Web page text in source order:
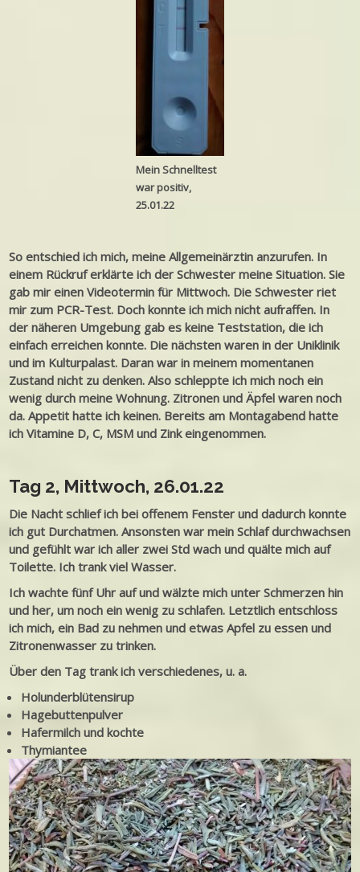
Mein Schnelltest
war positiv,
25.01.22
So entschied ich mich, meine Allgemeinärztin anzurufen. In
einem Rückruf erklärte ich der Schwester meine Situation. Sie
gab mir einen Videotermin für Mittwoch. Die Schwester riet
mir zum PCR-Test. Doch konnte ich mich nicht aufraffen. In
der näheren Umgebung gab es keine Teststation, die ich
einfach erreichen konnte. Die nächsten waren in der Uniklinik
und im Kulturpalast. Daran war in meinem momentanen
Zustand nicht zu denken. Also schleppte ich mich noch ein
wenig durch meine Wohnung. Zitronen und Äpfel waren noch
da. Appetit hatte ich keinen. Bereits am Montagabend hatte
ich Vitamine D, C, MSM und Zink eingenommen.
Tag 2, Mittwoch, 26.01.22
Die Nacht schlief ich bei offenem Fenster und dadurch konnte
ich gut Durchatmen. Ansonsten war mein Schlaf durchwachsen
und gefühlt war ich aller zwei Std wach und quälte mich auf
Toilette. Ich trank viel Wasser.
Ich wachte fünf Uhr auf und wälzte mich unter Schmerzen hin
und her, um noch ein wenig zu schlafen. Letztlich entschloss
ich mich, ein Bad zu nehmen und etwas Apfel zu essen und
Zitronenwasser zu trinken.
Über den Tag trank ich verschiedenes, u. a.
Holunderblütensirup
Hagebuttenpulver
Hafermilch und kochte
Thymiantee